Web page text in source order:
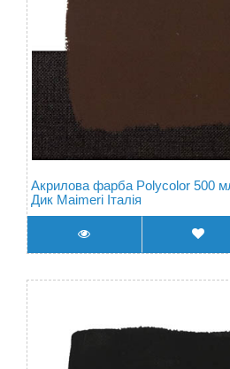
Акрилова фарба Polycolor 500
Дик Maimeri Італія